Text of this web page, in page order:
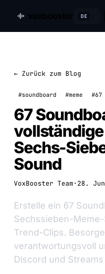
DE
← Zurück zum Blog
#soundboard #meme #67
67
Sechs-
Sound
VoxBooster Team · 28.
Erstelle ein 67
Sechssieben-
Trend-Clips.
verantwortungsvoll
Discord und